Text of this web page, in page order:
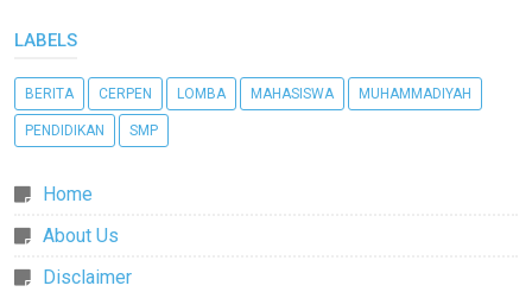
LABELS
BERITA CERPEN LOMBA MAHASISWA MUHAMMADIYAH
PENDIDIKAN SMP
Home
About Us
Disclaimer